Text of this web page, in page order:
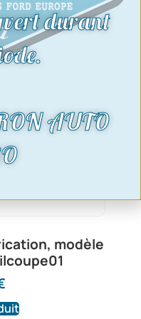
modèle
durant
AUTO